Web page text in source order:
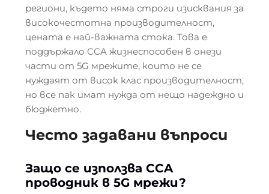
региони, където няма строги изисквания за
високочестотна производителност,
цената е най-важната стока. Това е
поддържало CCA жизнеспособен в онези
части от 5G мрежите, които не се
нуждаят от висок клас производителност,
но все пак имат нужда от нещо надеждно и
бюджетно.
Често задавани въпроси
Защо се използва CCA
проводник в 5G мрежи?